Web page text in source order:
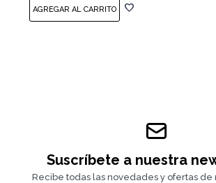
Suscríbete a nuestra
Recibe todas las novedades y ofertas de